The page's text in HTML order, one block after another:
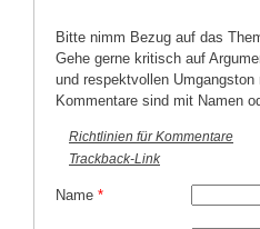
Bitte nimm Bezug auf das
Gehe gerne kritisch auf
und respektvollen Umgangston
Kommentare sind mit Namen
Richtlinien für Kommentare
Trackback-Link
Name *